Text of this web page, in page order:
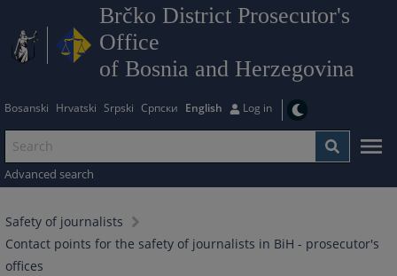
Brčko District Prosecutor's
Office
of Bosnia and Herzegovina
Bosanski Hrvatski Srpski Српски English Log in
Advanced search
Safety of journalists
Contact points for the safety of journalists in BiH - prosecutor's
offices